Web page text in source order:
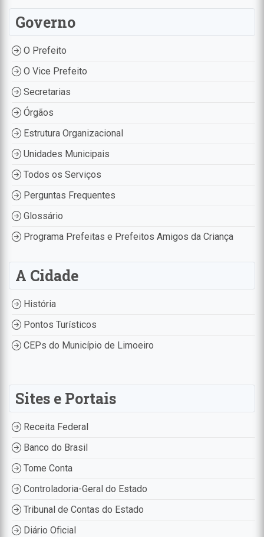
Governo
O Prefeito
O Vice Prefeito
Secretarias
Órgãos
Estrutura Organizacional
Unidades Municipais
Todos os Serviços
Perguntas Frequentes
Glossário
Programa Prefeitas e Prefeitos Amigos da Criança
A Cidade
História
Pontos Turísticos
CEPs do Município de Limoeiro
Sites e Portais
Receita Federal
Banco do Brasil
Tome Conta
Controladoria-Geral do Estado
Tribunal de Contas do Estado
Diário Oficial